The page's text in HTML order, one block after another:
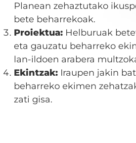
Planean zehaztutako
bete beharrekoak.
Proiektua: Helburuak
eta gauzatu beharreko
lan-ildoen arabera
Ekintzak: Iraupen jakin
beharreko ekimen
zati gisa.